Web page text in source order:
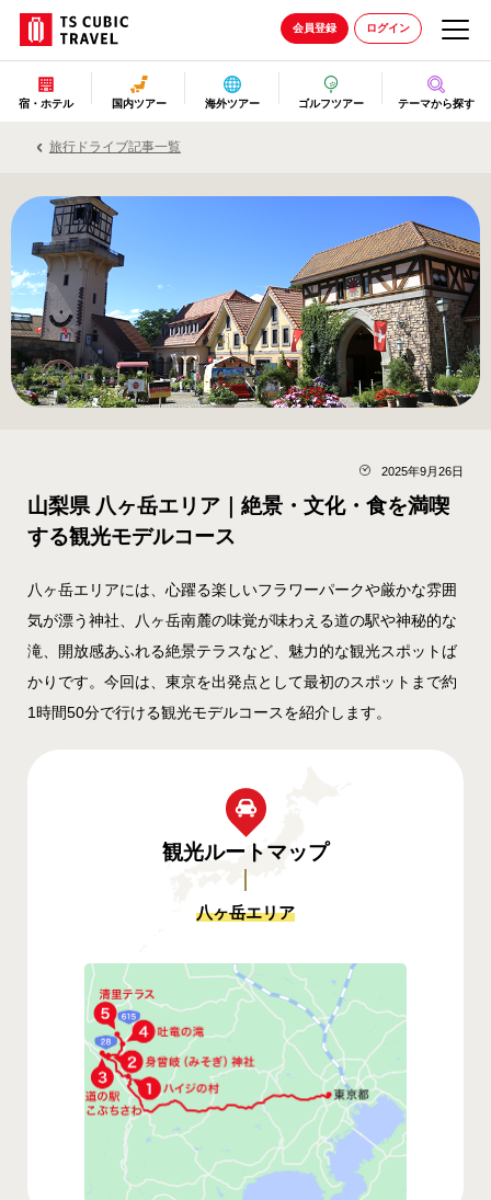
会員登録 ログイン
宿・ホテル 国内ツアー 海外ツアー ゴルフツアー テーマから探す
旅行ドライブ記事一覧
2025年9月26日
山梨県 八ヶ岳エリア｜絶景・文化・食を満喫
する観光モデルコース
八ヶ岳エリアには、心躍る楽しいフラワーパークや厳かな雰囲
気が漂う神社、八ヶ岳南麓の味覚が味わえる道の駅や神秘的な
滝、開放感あふれる絶景テラスなど、魅力的な観光スポットば
かりです。今回は、東京を出発点として最初のスポットまで約
1時間50分で行ける観光モデルコースを紹介します。
観光ルートマップ
八ヶ岳エリア